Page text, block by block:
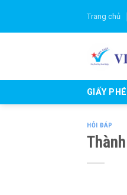
content
Trang chủ
GIẤY
HỎI ĐÁP